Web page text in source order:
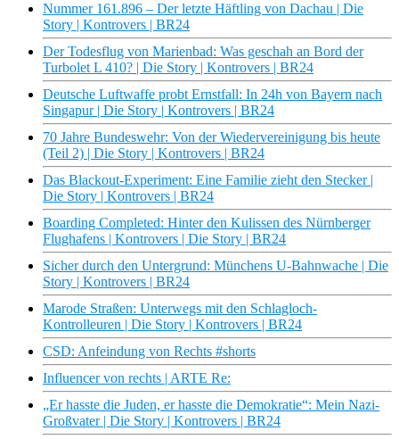
Nummer 161.896 – Der letzte Häftling von Dachau | Die
Story | Kontrovers | BR24
Der Todesflug von Marienbad: Was geschah an Bord der
Turbolet L 410? | Die Story | Kontrovers | BR24
Deutsche Luftwaffe probt Ernstfall: In 24h von Bayern nach
Singapur | Die Story | Kontrovers | BR24
70 Jahre Bundeswehr: Von der Wiedervereinigung bis heute
(Teil 2) | Die Story | Kontrovers | BR24
Das Blackout-Experiment: Eine Familie zieht den Stecker |
Die Story | Kontrovers | BR24
Boarding Completed: Hinter den Kulissen des Nürnberger
Flughafens | Kontrovers | Die Story | BR24
Sicher durch den Untergrund: Münchens U-Bahnwache | Die
Story | Kontrovers | BR24
Marode Straßen: Unterwegs mit den Schlagloch-
Kontrolleuren | Die Story | Kontrovers | BR24
CSD: Anfeindung von Rechts #shorts
Influencer von rechts | ARTE Re:
„Er hasste die Juden, er hasste die Demokratie“: Mein Nazi-
Großvater | Die Story | Kontrovers | BR24